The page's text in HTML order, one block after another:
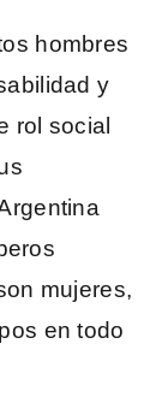
hombres
y
rol social
mujeres,
en todo